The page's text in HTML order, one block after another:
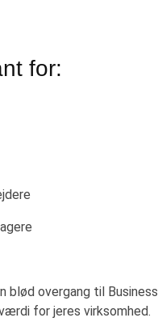
for:
blød overgang til
for jeres virksomhed.